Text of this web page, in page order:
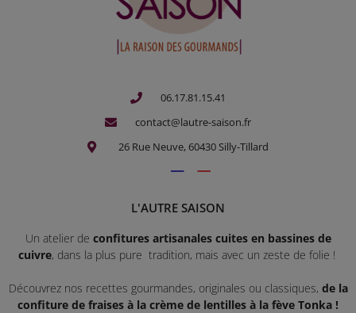
06.17.81.15.41
contact@lautre-saison.fr
26 Rue Neuve, 60430 Silly-Tillard
L'AUTRE SAISON
Un atelier de confitures artisanales cuites en bassines de
cuivre, dans la plus pure tradition, mais avec un zeste de folie !
Découvrez nos recettes gourmandes, originales ou classiques, de la
confiture de fraises à la crème de lentilles à la fève Tonka !